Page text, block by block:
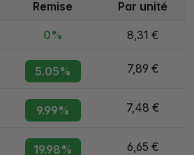
Remise Par unité
0% 8,31 €
5.05% 7,89 €
9.99% 7,48 €
19.98% 6,65 €